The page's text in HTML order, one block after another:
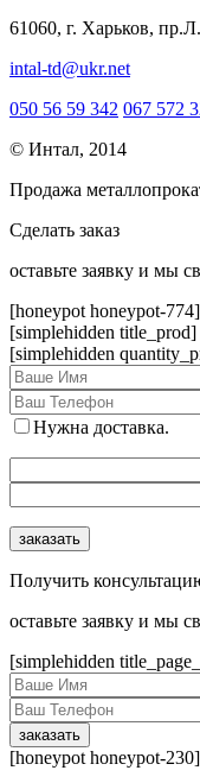
61060, г. Харьков,
intal-td@ukr.net
050 56 59 342 067 572
© Интал, 2014
Продажа
Сделать заказ
оcтавьте заявку и мы
[honeypot honeypot-774]
[simplehidden title_prod]
[simplehidden
Нужна доставка.
Получить
оcтавьте заявку и мы
[simplehidden
[honeypot honeypot-230]